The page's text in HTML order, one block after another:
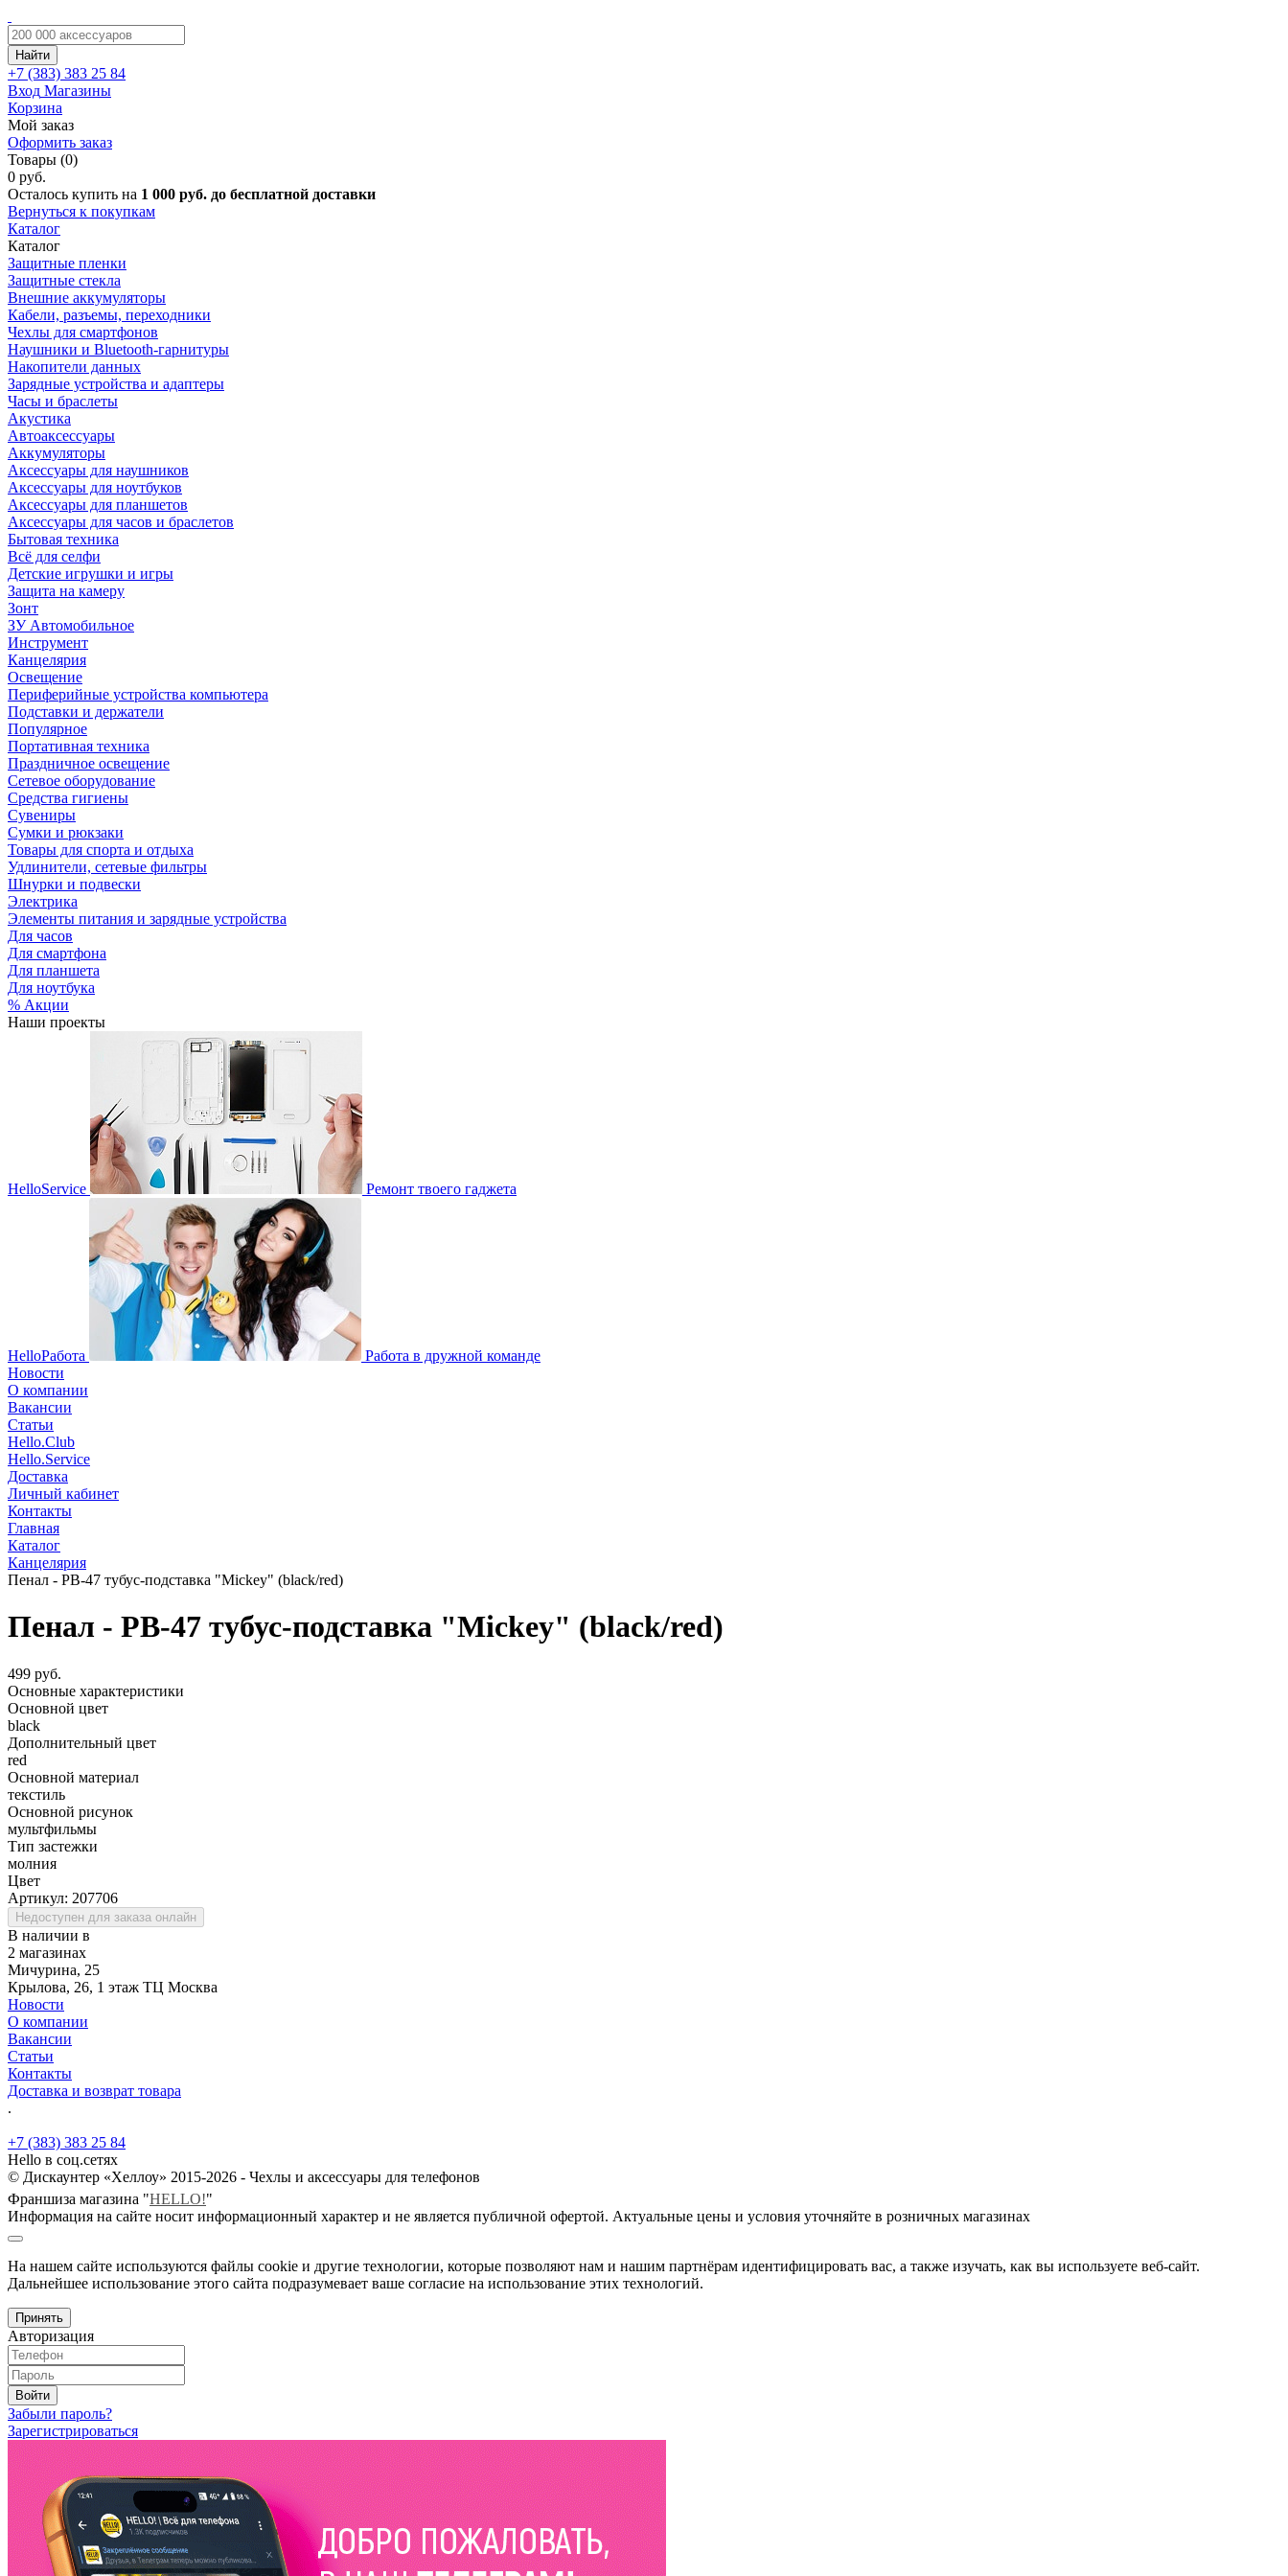
Найти
+7 (383) 383 25 84
Вход Магазины
Корзина
Мой заказ
Оформить заказ
Товары (0)
0 руб.
Осталось купить на 1 000 руб. до бесплатной доставки
Вернуться к покупкам
Каталог
Каталог
Защитные пленки
Защитные стекла
Внешние аккумуляторы
Кабели, разъемы, переходники
Чехлы для смартфонов
Наушники и Bluetooth-гарнитуры
Накопители данных
Зарядные устройства и адаптеры
Часы и браслеты
Акустика
Автоаксессуары
Аккумуляторы
Аксессуары для наушников
Аксессуары для ноутбуков
Аксессуары для планшетов
Аксессуары для часов и браслетов
Бытовая техника
Всё для селфи
Детские игрушки и игры
Защита на камеру
Зонт
ЗУ Автомобильное
Инструмент
Канцелярия
Освещение
Периферийные устройства компьютера
Подставки и держатели
Популярное
Портативная техника
Праздничное освещение
Сетевое оборудование
Средства гигиены
Сувениры
Сумки и рюкзаки
Товары для спорта и отдыха
Удлинители, сетевые фильтры
Шнурки и подвески
Электрика
Элементы питания и зарядные устройства
Для часов
Для смартфона
Для планшета
Для ноутбука
% Акции
Наши проекты
HelloService Ремонт твоего гаджета
HelloРабота
Работа в дружной команде
Новости
О компании
Вакансии
Статьи
Hello.Club
Hello.Service
Доставка
Личный кабинет
Контакты
Главная
Каталог
Канцелярия
Пенал - PB-47 тубус-подставка "Mickey" (black/red)
Пенал - PB-47 тубус-подставка "Mickey" (black/red)
499 руб.
Основные характеристики
Основной цвет
black
Дополнительный цвет
red
Основной материал
текстиль
Основной рисунок
мультфильмы
Тип застежки
молния
Цвет
Артикул: 207706
Недоступен для заказа онлайн
В наличии в
2 магазинах
Мичурина, 25
Крылова, 26, 1 этаж ТЦ Москва
Новости
О компании
Вакансии
Статьи
Контакты
Доставка и возврат товара
.
+7 (383) 383 25 84
Hello в соц.сетях
© Дискаунтер «Хеллоу» 2015-2026 - Чехлы и аксессуары для телефонов
Франшиза магазина "HELLO!"
Информация на сайте носит информационный характер и не является публичной офертой. Актуальные цены и условия уточняйте в розничных магазинах
На нашем сайте используются файлы cookie и другие технологии, которые позволяют нам и нашим партнёрам идентифицировать вас, а также изучать, как вы используете веб-сайт.
Дальнейшее использование этого сайта подразумевает ваше согласие на использование этих технологий.
Принять
Авторизация
Войти
Забыли пароль?
Зарегистрироваться